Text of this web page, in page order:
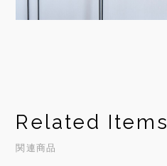
Related Items
関連商品